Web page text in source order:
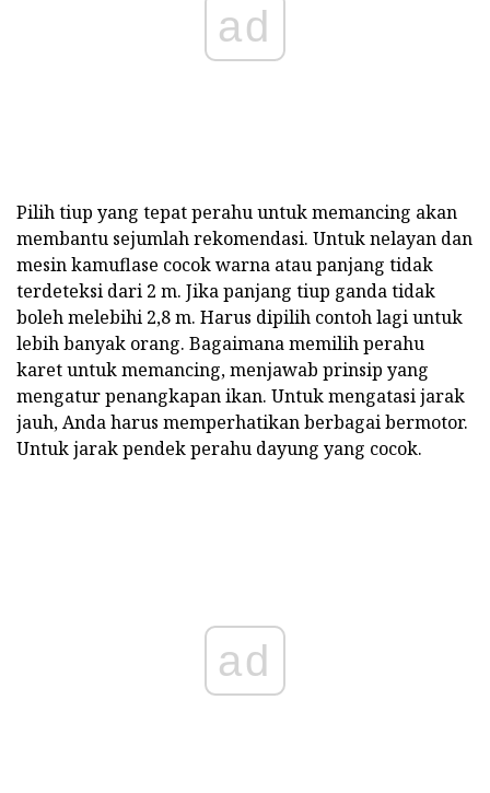
ad
Pilih tiup yang tepat perahu untuk memancing akan
membantu sejumlah rekomendasi. Untuk nelayan dan
mesin kamuflase cocok warna atau panjang tidak
terdeteksi dari 2 m. Jika panjang tiup ganda tidak
boleh melebihi 2,8 m. Harus dipilih contoh lagi untuk
lebih banyak orang. Bagaimana memilih perahu
karet untuk memancing, menjawab prinsip yang
mengatur penangkapan ikan. Untuk mengatasi jarak
jauh, Anda harus memperhatikan berbagai bermotor.
Untuk jarak pendek perahu dayung yang cocok.
ad